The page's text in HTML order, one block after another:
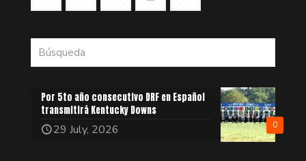
0
Por 5to año consecutivo DRF en Español
transmitirá Kentucky Downs
29 July, 2026